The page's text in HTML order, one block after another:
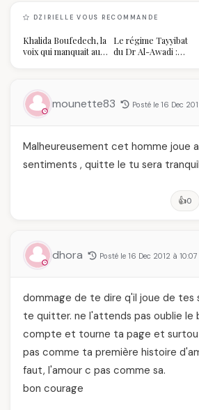
DZIRIELLE VOUS RECOMMANDE
Khalida Boufedech, la
voix qui manquait au
Le régime Tayyibat
du Dr Al-Awadi :
vraiment savoir
mounette83 Posté le 16 Dec
Malheureusement cet homme joue
sentiments , quitte le tu sera
👍0
dhora Posté le 16 Dec 2012 à 10:07
dommage de te dire q'il joue de tes
te quitter. ne l'attends pas oublie le
compte et tourne ta page et
pas comme ta première histoire
faut, l'amour c pas comme sa.
bon courage